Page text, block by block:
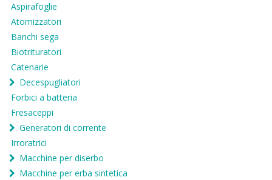
Aspirafoglie
Atomizzatori
Banchi sega
Biotrituratori
Catenarie
Decespugliatori
Forbici a batteria
Fresaceppi
Generatori di corrente
Irroratrici
Macchine per diserbo
Macchine per erba sintetica